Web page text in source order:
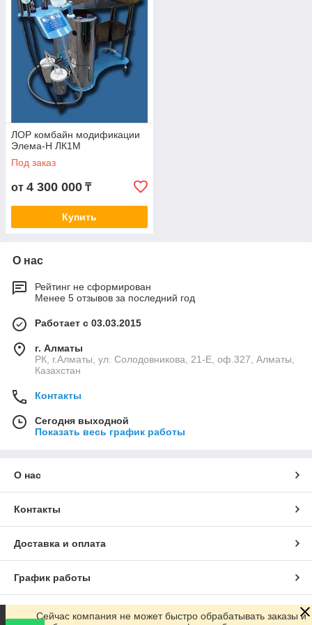
разный функционал. Отдельно представлены варианты в
исполнении для детей и взрослых. Некоторые системы
оснащаются видеоцентрами, что увеличивает их
функциональность.
ЛОР комбайн купить в Алматы с доставкой по Казахстану
можно на самых выгодных условиях. Знакомьтесь с
ассортиментом, стоимостью установок по каталогу. Там же
вы найдете технические параметры, бренд, страну
производства, условия заказа. Если останутся вопросы,
оперативные консультации. Мы позволяем вам экономить
минуя длинные посреднические цепочки. Качество
оборудования неизменно высокое.
ЛОР комбайн модификации
Элема-Н ЛК1М
Под заказ
от 4 300 000 ₸
Купить
О нас
Рейтинг не сформирован
Менее 5 отзывов за последний год
Работает с 03.03.2015
г. Алматы
РК, г.Алматы, ул. Солодовникова, 21-Е, оф.327, Алматы,
Казахстан
Контакты
Сегодня выходной
Показать весь график работы
О нас
Контакты
Доставка и оплата
График работы
Полная версия сайта
Сейчас компания не может быстро обрабатывать заказы и